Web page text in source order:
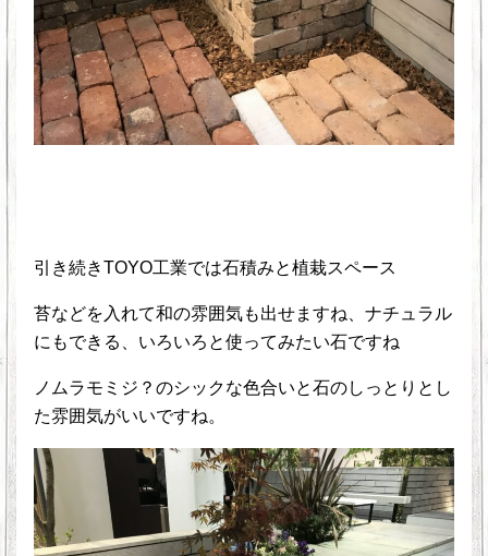
引き続きTOYO工業では石積みと植栽スペース
苔などを入れて和の雰囲気も出せますね、ナチュラル
にもできる、いろいろと使ってみたい石ですね
ノムラモミジ？のシックな色合いと石のしっとりとし
た雰囲気がいいですね。